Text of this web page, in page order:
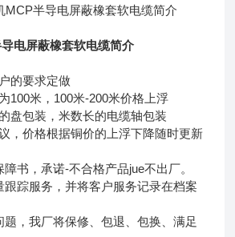
电屏蔽橡套软电缆简介
的要求定做
100米，100米-200米价格上浮
盘包装，米数长的电缆轴包装
，价格根据铜价的上浮下降随时更新
书，承诺-不合格产品jue不出厂。
跟踪服务，并将客户服务记录在档案
题，我厂将保修、包退、包换、满足